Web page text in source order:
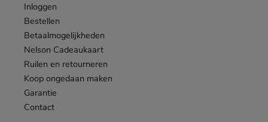
Inloggen
Bestellen
Betaalmogelijkheden
Nelson Cadeaukaart
Ruilen en retourneren
Koop ongedaan maken
Garantie
Contact